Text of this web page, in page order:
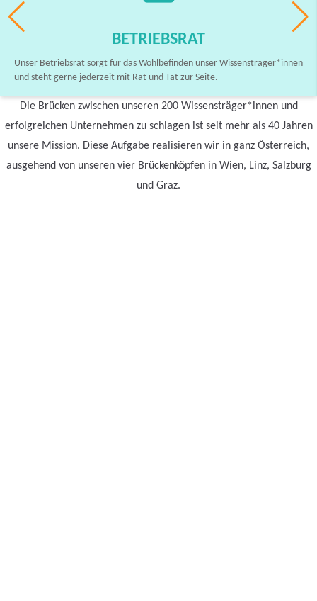
BETRIEBSRAT
Unser Betriebsrat sorgt für das Wohlbefinden unser Wissensträger*innen
und steht gerne jederzeit mit Rat und Tat zur Seite.
Die Brücken zwischen unseren 200 Wissensträger*innen und
erfolgreichen Unternehmen zu schlagen ist seit mehr als 40 Jahren
unsere Mission. Diese Aufgabe realisieren wir in ganz Österreich,
ausgehend von unseren vier Brückenköpfen in Wien, Linz, Salzburg
und Graz.